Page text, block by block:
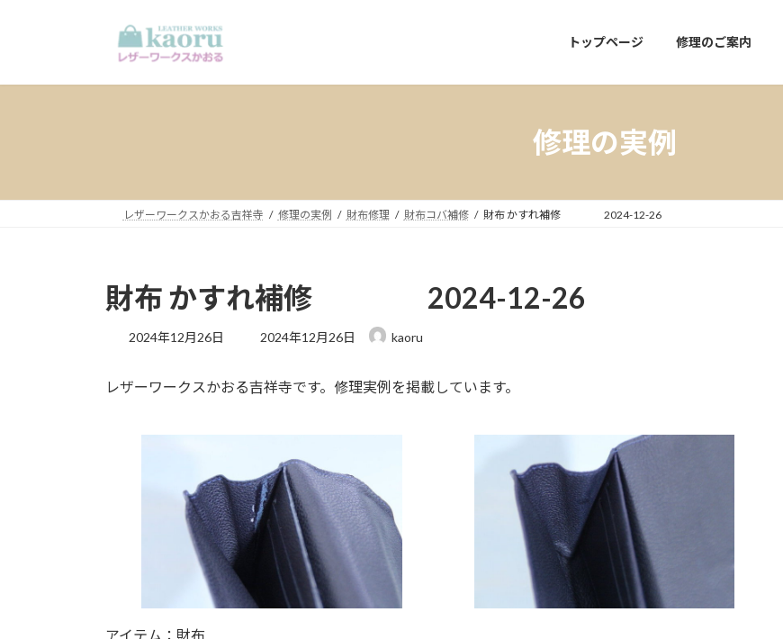
プ
動
トップページ 修理のご案内
修理の実例
レザーワークスかおる吉祥寺 修理の実例 財布修理 財布コバ補修 財布 かすれ補修 2024-12-26
財布 かすれ補修 2024-12-26
2024年12月26日
最
新
:
2024年12月26日 kaoru
レザーワークスかおる吉祥寺です。修理実例を掲載しています。
アイテム：財布